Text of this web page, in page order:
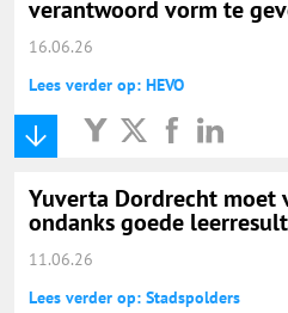
verantwoord vorm te
16.06.26
Lees verder op: HEVO
Yuverta Dordrecht moet
ondanks goede
11.06.26
Lees verder op: Stadspolders